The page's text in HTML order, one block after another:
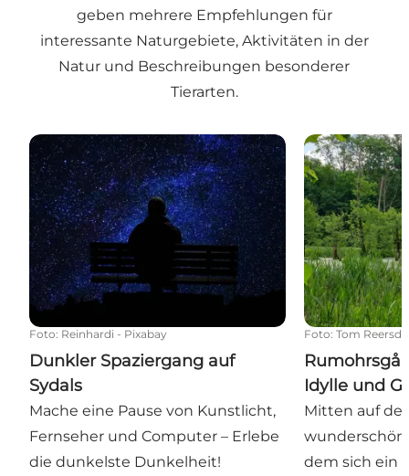
geben mehrere Empfehlungen für
interessante Naturgebiete, Aktivitäten in der
Natur und Beschreibungen besonderer
Tierarten.
Dunkler Spaziergang auf Sydals
Foto: Reinhardi - Pixabay
Dunkler Spaziergang auf
Sydals
Mache eine Pause von Kunstlicht,
Fernseher und Computer – Erlebe
die dunkelste Dunkelheit!
Foto: Tom
Idylle und
Mitten auf
dem sich ein